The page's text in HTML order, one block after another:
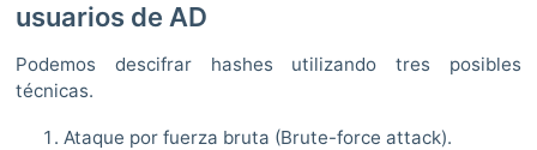
usuarios de AD
Podemos descifrar hashes utilizando tres posibles
técnicas.
Ataque por fuerza bruta (Brute-force attack).